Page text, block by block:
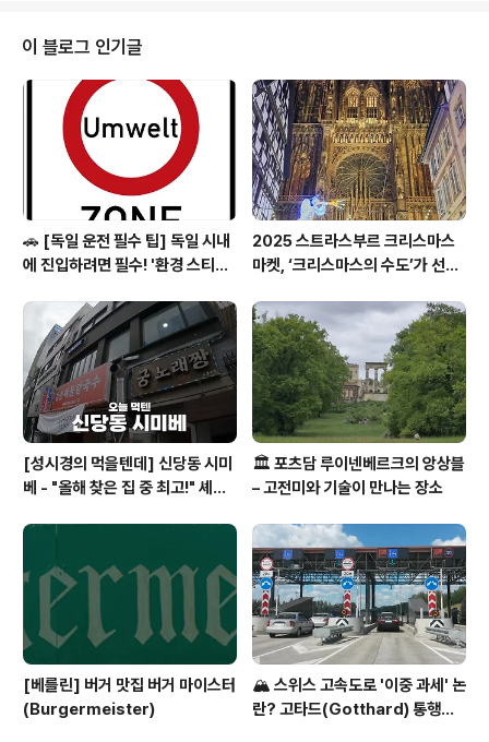
스마스 마켓은 보통 11월 말부터 크리스마스이브까지 열립
니다. 몇몇 베를린의 마켓은 새해까지 열기도 합니다. 각 마
켓 별로 운영 시간도 다르고 하니 방문하시기 전에 꼭 확인
을 하세요.​샤로텐부르크 크리스마스 마켓(Christmas Ma
rket at Charlottenburg Palace)​일시: 2024년 11월
25일 ~ 202..
이 블로그 인기글
🚗 [독일 운전 필수 팁] 독일 시내
에 진입하려면 필수! '환경 스티커
2025 스트라스부르 크리스마스
마켓, ‘크리스마스의 수도’가 선사
[성시경의 먹을텐데] 신당동 시미
베 - "올해 찾은 집 중 최고!" 셰프
🏛️ 포츠담 루이넨베르크의 앙상블
– 고전미와 기술이 만나는 장소
[베를린] 버거 맛집 버거 마이스터
(Burgermeister)
🏔️ 스위스 고속도로 '이중 과세' 논
란? 고타드(Gotthard) 통행료